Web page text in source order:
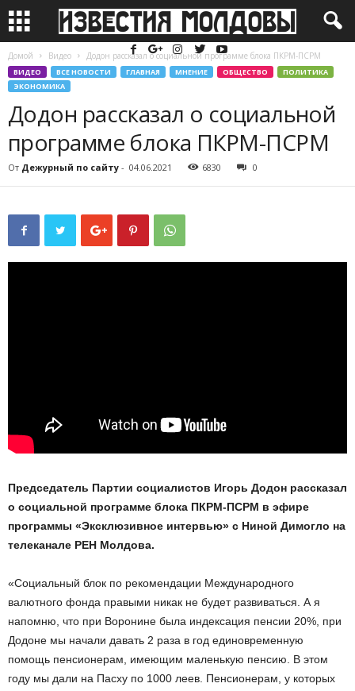
Домой Видео Додон рассказал о социальной программе блока ПКРМ-ПСРМ
ВИДЕО ВСЕ НОВОСТИ ГЛАВНАЯ МНЕНИЕ ОБЩЕСТВО
ПОЛИТИКА
ЭКОНОМИКА
Додон рассказал о социальной
программе блока ПКРМ-ПСРМ
От Дежурный по сайту - 04.06.2021 6830 0
Председатель Партии социалистов Игорь Додон рассказал
о социальной программе блока ПКРМ-ПСРМ в эфире
программы «Эксклюзивное интервью» с Ниной Димогло на
телеканале РЕН Молдова.
«Социальный блок по рекомендации Международного
валютного фонда правыми никак не будет развиваться. А я
напомню, что при Воронине была индексация пенсии 20%, при
Додоне мы начали давать 2 раза в год единовременную
помощь пенсионерам, имеющим маленькую пенсию. В этом
году мы дали на Пасху по 1000 леев. Пенсионерам, у которых